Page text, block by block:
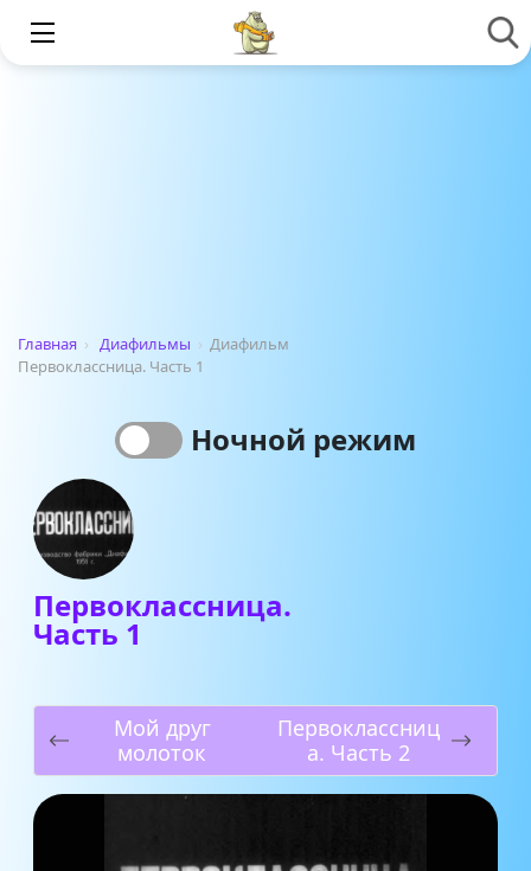
Главная › Диафильмы › Диафильм
Первоклассница. Часть 1
Ночной режим
Первоклассница.
Часть 1
Мой друг
молоток
Первоклассниц
а. Часть 2